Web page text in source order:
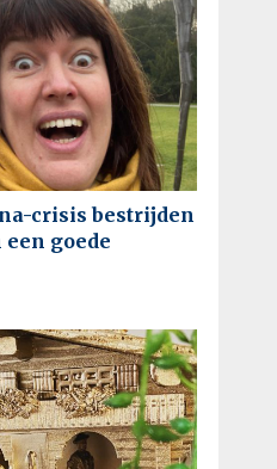
crisis bestrijden
goede